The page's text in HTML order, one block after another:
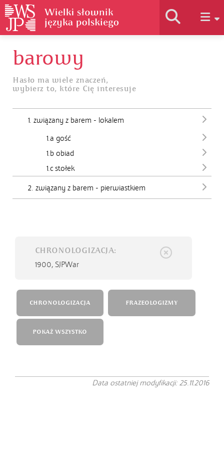
Historia słownika
Jak korzystać
Podstawy naukowe
barowy
Hasło ma wiele znaczeń,
wybierz to, które Cię interesuje
1. związany z barem - lokalem
1.a gość
1.b obiad
1.c stołek
2. związany z barem - pierwiastkiem
CHRONOLOGIZACJA:
1900, SJPWar
CHRONOLOGIZACJA FRAZEOLOGIZMY
POKAŻ WSZYSTKO
Data ostatniej modyfikacji: 25.11.2016